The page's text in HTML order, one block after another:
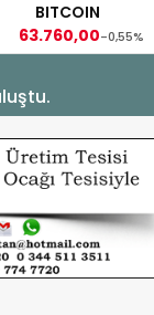
-0,55%